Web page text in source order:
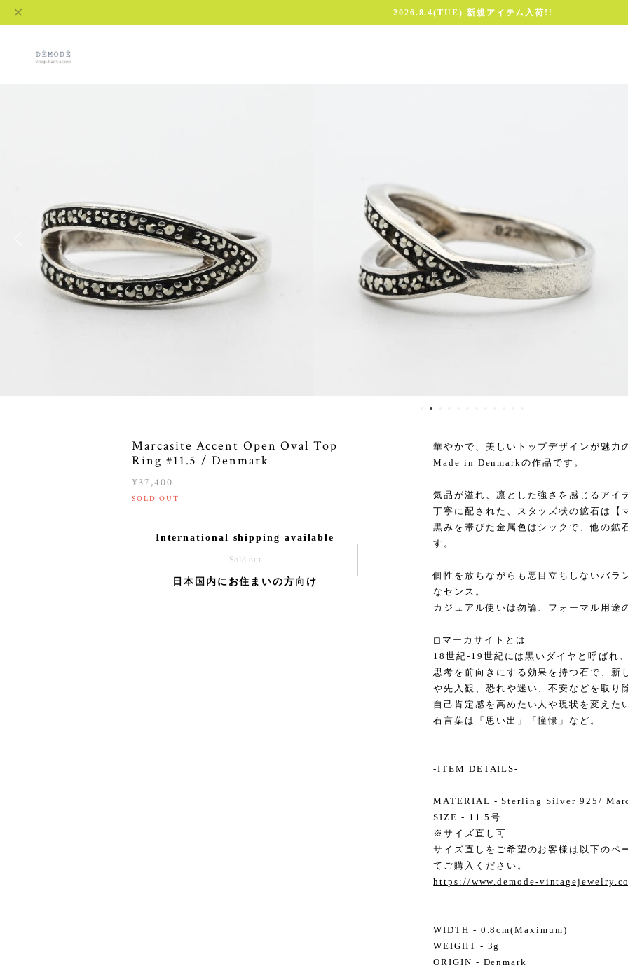
2026.8.4(TUE) 新規アイテム入荷!!
Marcasite Accent Open Oval Top
Ring #11.5 / Denmark
¥37,400
SOLD OUT
International shipping available
Sold out
日本国内にお住まいの方向け
華やかで、美しいトップデザインが魅力
Made in Denmarkの作品です。
気品が溢れ、凛とした強さを感じるアイ
丁寧に配された、スタッズ状の鉱石は【
黒みを帯びた金属色はシックで、他の鉱
す。
個性を放ちながらも悪目立ちしないバラ
なセンス。
カジュアル使いは勿論、フォーマル用途
◻︎マーカサイトとは
18世紀-19世紀には黒いダイヤと呼ばれ
思考を前向きにする効果を持つ石で、新
や先入観、恐れや迷い、不安などを取り
自己肯定感を高めたい人や現状を変えた
石言葉は「思い出」「憧憬」など。
-ITEM DETAILS-
MATERIAL - Sterling Silver 925/
SIZE - 11.5号
※サイズ直し可
サイズ直しをご希望のお客様は以下のペ
てご購入ください。
https://www.demode-
WIDTH - 0.8cm(Maximum)
WEIGHT - 3g
ORIGIN - Denmark